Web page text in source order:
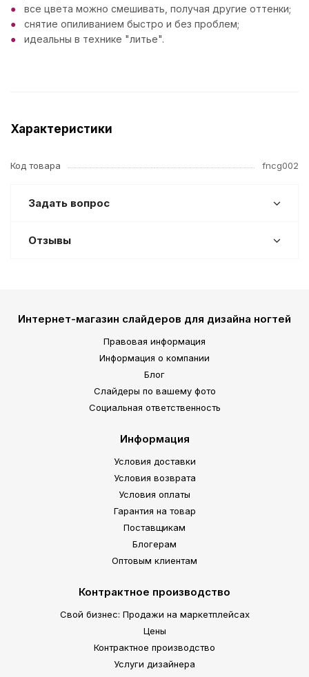
все цвета можно смешивать, получая другие оттенки;
снятие опиливанием быстро и без проблем;
идеальны в технике "литье".
Характеристики
Код товара fncg002
Задать вопрос
Отзывы
Интернет-магазин слайдеров для дизайна ногтей
Правовая информация
Информация о компании
Блог
Слайдеры по вашему фото
Социальная ответственность
Информация
Условия доставки
Условия возврата
Условия оплаты
Гарантия на товар
Поставщикам
Блогерам
Оптовым клиентам
Контрактное производство
Свой бизнес: Продажи на маркетплейсах
Цены
Контрактное производство
Услуги дизайнера